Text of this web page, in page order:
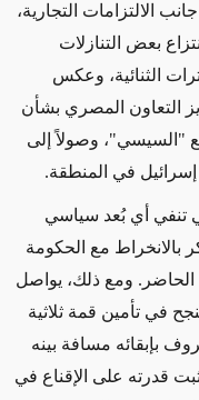
الالتزامات التجارية،
بعض التنازلات
الثنائية، وعكس
التعاون المصري بشأن
"السيسي"، وصولاً إلى
في المنطقة.
تنفي أي بُعد سياسي
بالانخراط مع الحكومة
الحاضر. ومع ذلك، يواصل
في تأمين قمة ثلاثية
بإبقائه مسافة بينه
قدرته على الإقناع في